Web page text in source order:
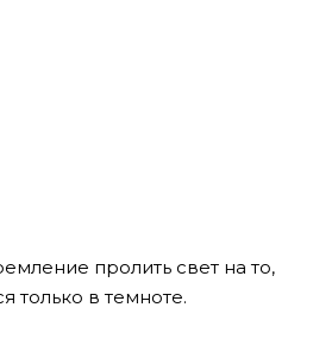
пролить свет на то,
только в темноте.